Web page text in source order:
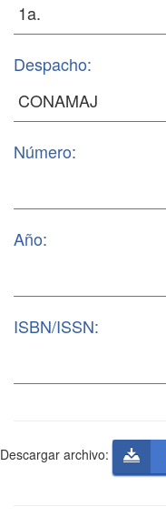
Despacho:
Número:
Año:
ISBN/ISSN:
Descargar archivo: